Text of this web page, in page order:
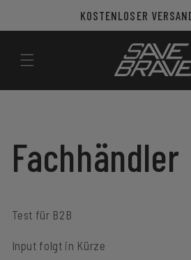
Inhalt
KOSTENLOSER
Fachhändler
Test für B2B
Input folgt in Kürze